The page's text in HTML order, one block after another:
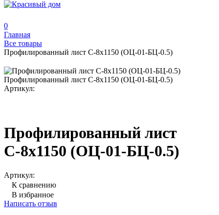
0
Главная
Все товары
Профилированный лист С-8х1150 (ОЦ-01-БЦ-0.5)
Профилированный лист С-8х1150 (ОЦ-01-БЦ-0.5)
Артикул:
Профилированный лист
С-8х1150 (ОЦ-01-БЦ-0.5)
Артикул:
К сравнению
В избранное
Написать отзыв